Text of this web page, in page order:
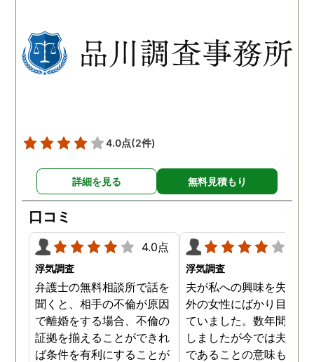
私が夫を疑うだけでは夫の
不倫の実態を知ることがで
きませんでしたので、真相
した。想像以上に妻の浮
の状態が酷かったので、
然としてしまいました。
4.0点(2件)
詳細を見る 無料見積もり
口コミ
4.0点
浮気調査
弁護士の無料相談所で話を
聞くと、相手の不倫が原因
で離婚をする場合、不倫の
証拠を揃えることができれ
ば条件を有利にすることが
浮気調査
夫が私への興味を失くし
外の女性にばかり目を向
ていました。数年間は我
しましたが今では夫と夫
であることの意味も感じ